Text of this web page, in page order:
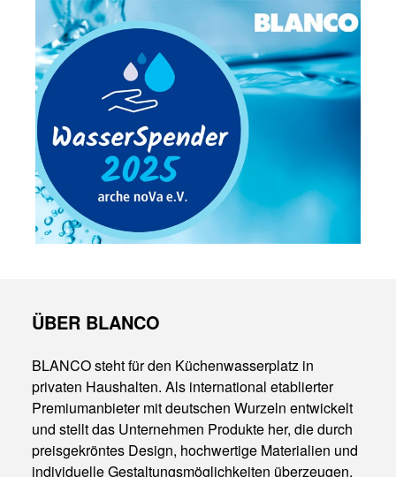
ÜBER BLANCO
BLANCO steht für den Küchenwasserplatz in
privaten Haushalten. Als international etablierter
Premiumanbieter mit deutschen Wurzeln entwickelt
und stellt das Unternehmen Produkte her, die durch
preisgekröntes Design, hochwertige Materialien und
individuelle Gestaltungsmöglichkeiten überzeugen.